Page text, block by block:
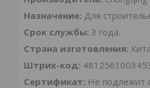
Назначение: Для
Срок службы: 3 года.
Страна изготовления:
Штрих-код:
Сертификат: Не подлежит